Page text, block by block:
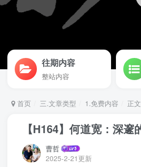
往期内容
整站内容
首页 三.文章类型 1.免费内容 正文
【H164】何道宽：深
曹哲
2025-2-21更新